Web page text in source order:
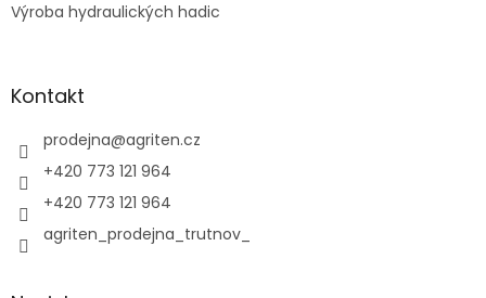
Výroba hydraulických hadic
Kontakt
prodejna@agriten.cz
+420 773 121 964
+420 773 121 964
agriten_prodejna_trutnov_